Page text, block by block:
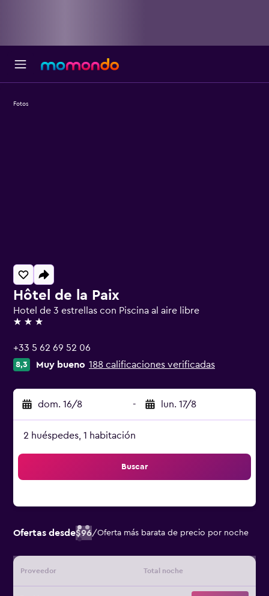
Hôtel de la Paix
Hotel de 3 estrellas con Piscina al aire libre
3 estrellas
+33 5 62 69 52 06
8,3 Muy bueno 188 calificaciones verificadas
dom. 16/8 - lun. 17/8
2 huéspedes, 1 habitación
Buscar
Ofertas desde$96/Oferta más barata de precio por noche
Proveedor Total noche
Fotos